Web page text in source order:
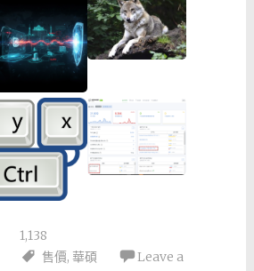
1,138
售價, 華碩
Leave a